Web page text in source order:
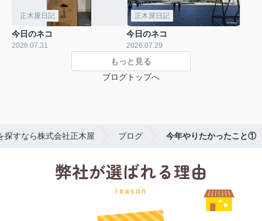
正木屋日記
今日のネコ
2026.07.31
正木屋日記
今日のネコ
2026.07.29
もっと見る
ブログトップへ
探すなら株式会社正木屋 ブログ 今年やりたかったこと①
弊社が選ばれる理由
reason